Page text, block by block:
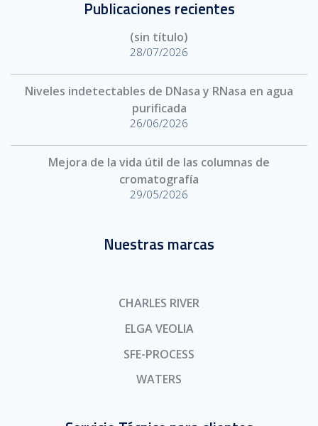
Publicaciones recientes
(sin título)
28/07/2026
Niveles indetectables de DNasa y RNasa en agua
purificada
26/06/2026
Mejora de la vida útil de las columnas de
cromatografía
29/05/2026
Nuestras marcas
CHARLES RIVER
ELGA VEOLIA
SFE-PROCESS
WATERS